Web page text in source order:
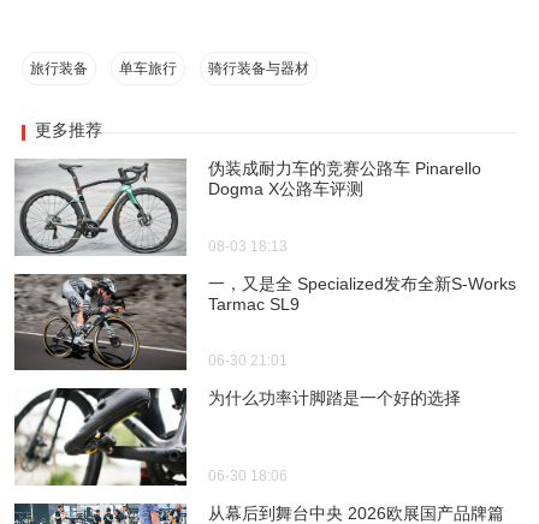
旅行装备 单车旅行 骑行装备与器材
更多推荐
伪装成耐力车的竞赛公路车 Pinarello
Dogma X公路车评测
08-03 18:13
一，又是全 Specialized发布全新S-Works
Tarmac SL9
06-30 21:01
为什么功率计脚踏是一个好的选择
06-30 18:06
从幕后到舞台中央 2026欧展国产品牌篇